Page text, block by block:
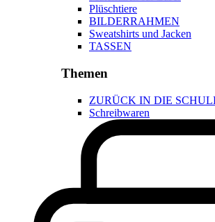
Plüschtiere
BILDERRAHMEN
Sweatshirts und Jacken
TASSEN
Themen
ZURÜCK IN DIE
Schreibwaren